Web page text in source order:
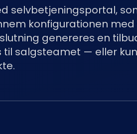
selvbetjeningsportal,
konfigurationen med
genereres en
til salgsteamet — eller